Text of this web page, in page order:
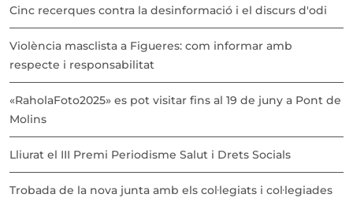
Cinc recerques contra la desinformació i el discurs d'odi
Violència masclista a Figueres: com informar amb
respecte i responsabilitat
«RaholaFoto2025» es pot visitar fins al 19 de juny a Pont de
Molins
Lliurat el III Premi Periodisme Salut i Drets Socials
Trobada de la nova junta amb els col·legiats i col·legiades